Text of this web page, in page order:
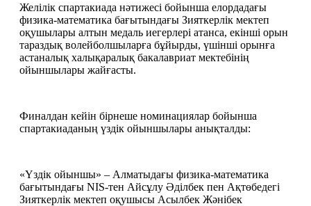
Желілік спартакиада нәтижесі бойынша елордадағы
физика-математика бағытындағы Зияткерлік мектеп
оқушылары алтын медаль иегерлері атанса, екінші орын
тараздық волейболшыларға бұйырды, үшінші орынға
астаналық халықаралық бакалавриат мектебінің
ойыншылары жайғасты.
Финалдан кейін бірнеше номинациялар бойынша
спартакиаданың үздік ойыншылары анықталды:
«Үздік ойыншы» – Алматыдағы физика-математика
бағытындағы NIS-тен Айсұлу Әділбек пен Ақтөбедегі
Зияткерлік мектеп оқушысы Асылбек Жәнібек